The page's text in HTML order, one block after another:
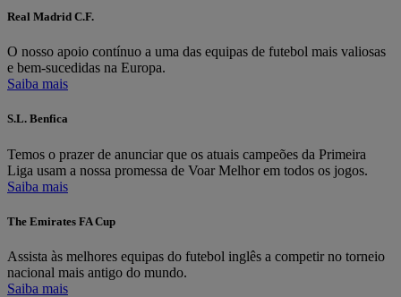
Real Madrid C.F.
O nosso apoio contínuo a uma das equipas de futebol mais valiosas
e bem-sucedidas na Europa.
Saiba mais
S.L. Benfica
Temos o prazer de anunciar que os atuais campeões da Primeira
Liga usam a nossa promessa de Voar Melhor em todos os jogos.
Saiba mais
The Emirates FA Cup
Assista às melhores equipas do futebol inglês a competir no torneio
nacional mais antigo do mundo.
Saiba mais